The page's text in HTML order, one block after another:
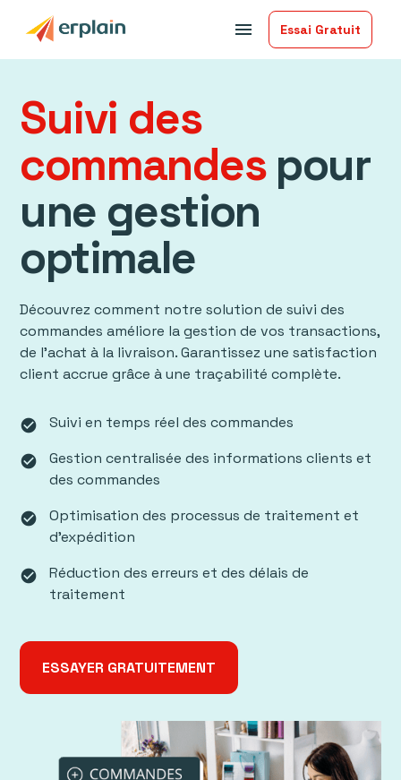
menu Essai Gratuit
Suivi des
commandes pour
une gestion
optimale
Découvrez comment notre solution de suivi des
commandes améliore la gestion de vos transactions,
de l’achat à la livraison. Garantissez une satisfaction
client accrue grâce à une traçabilité complète.
check_circle Suivi en temps réel des commandes
check_circle
Gestion centralisée des informations clients et
des commandes
check_circle
Optimisation des processus de traitement et
d’expédition
check_circle
Réduction des erreurs et des délais de
traitement
ESSAYER GRATUITEMENT